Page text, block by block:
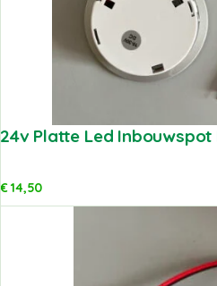
24v Platte Led
€14,50